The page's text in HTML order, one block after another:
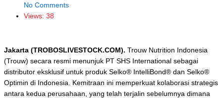
No Comments
Views: 38
Jakarta (TROBOSLIVESTOCK.COM). Trouw Nutrition Indonesia
(Trouw) secara resmi menunjuk PT SHS International sebagai
distributor eksklusif untuk produk Selko® IntelliBond® dan Selko®
Optimin di Indonesia. Kemitraan ini memperkuat kolaborasi strategis
antara kedua perusahaan, yang telah terjalin sebelumnya dimana